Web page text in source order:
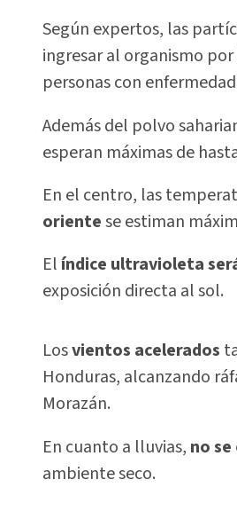
Según expertos, las
ingresar al organismo
personas con
Además del polvo
esperan máximas de
En el centro, las
orientese estiman
El índice ultravioleta
exposición directa al sol.
Losvientos acelerados
Honduras, alcanzando
Morazán.
En cuanto a lluvias, no
ambiente seco.